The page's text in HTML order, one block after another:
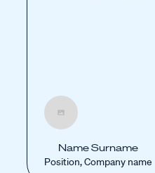
Name Surname
Position, Company name